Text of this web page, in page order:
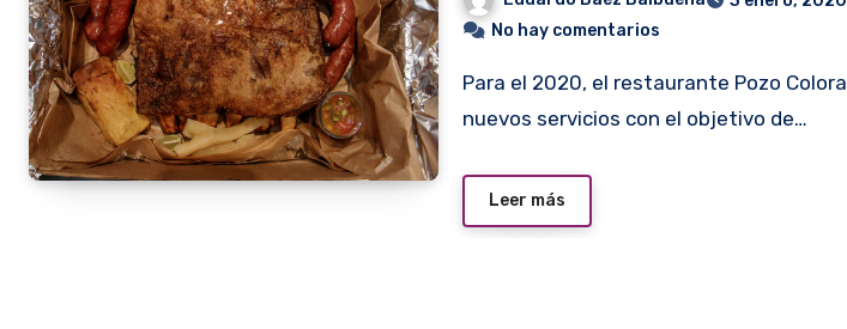
No hay comentarios
Para el 2020, el restaurante Pozo Colorado inauguró dos
nuevos servicios con el objetivo de…
Leer más